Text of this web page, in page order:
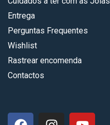
Entrega
Perguntas Frequentes
Wishlist
Rastrear encomenda
Contactos